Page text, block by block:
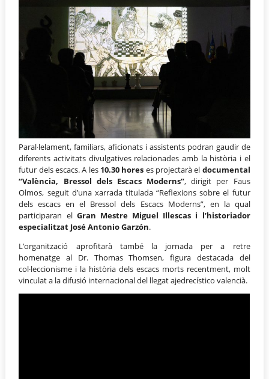
Paral·lelament, familiars, aficionats i assistents podran gaudir de
diferents activitats divulgatives relacionades amb la història i el
futur dels escacs. A les 10.30 hores es projectarà el documental
“València, Bressol dels Escacs Moderns”, dirigit per Faus
Olmos, seguit d’una xarrada titulada “Reflexions sobre el futur
dels escacs en el Bressol dels Escacs Moderns”, en la qual
participaran el Gran Mestre Miguel Illescas i l’historiador
especialitzat José Antonio Garzón.
L’organització aprofitarà també la jornada per a retre
homenatge al Dr. Thomas Thomsen, figura destacada del
col·leccionisme i la història dels escacs morts recentment, molt
vinculat a la difusió internacional del llegat ajedrecístico valencià.